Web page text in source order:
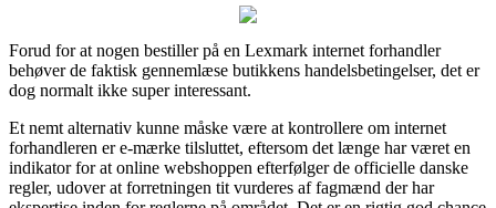
Forud for at nogen bestiller på en Lexmark internet forhandler
behøver de faktisk gennemlæse butikkens handelsbetingelser, det er
dog normalt ikke super interessant.
Et nemt alternativ kunne måske være at kontrollere om internet
forhandleren er e-mærke tilsluttet, eftersom det længe har været en
indikator for at online webshoppen efterfølger de officielle danske
regler, udover at forretningen tit vurderes af fagmænd der har